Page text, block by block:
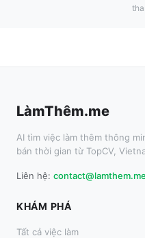
LàmThêm.me
AI tìm việc làm thêm thông
bán thời gian từ TopCV,
Liên hệ: contact@lamthem.me
KHÁM PHÁ
Tất cả việc làm